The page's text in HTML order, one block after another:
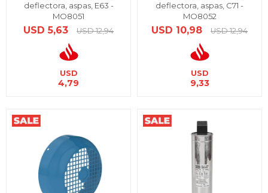
deflectora, aspas, E63 -
MO8051
USD 5,63 USD 12,94
USD
4,79
deflectora, aspas, C71 -
MO8052
USD 10,98 USD 12,94
USD
9,33